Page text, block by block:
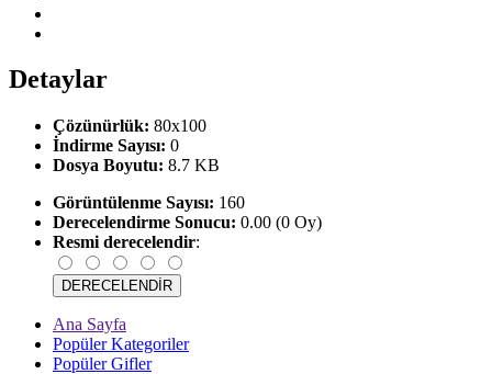
Detaylar
Çözünürlük: 80x100
İndirme Sayısı: 0
Dosya Boyutu: 8.7 KB
Görüntülenme Sayısı: 160
Derecelendirme Sonucu: 0.00 (0 Oy)
Resmi derecelendir:
Ana Sayfa
Popüler Kategoriler
Popüler Gifler